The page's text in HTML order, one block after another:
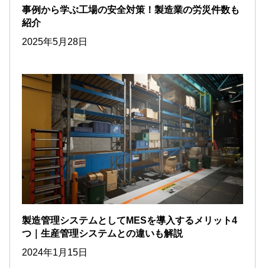
事例から学ぶ工場の安全対策！製造業の労災件数も
紹介
2025年5月28日
製造管理システムとしてMESを導入するメリット4
つ｜生産管理システムとの違いも解説
2024年1月15日